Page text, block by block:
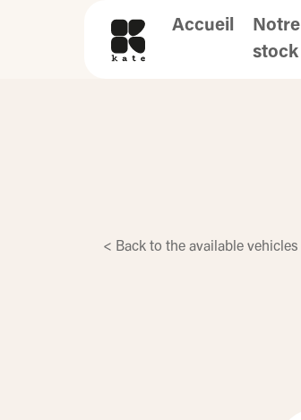
Accueil
Notre
stock
< Back to the available vehicles